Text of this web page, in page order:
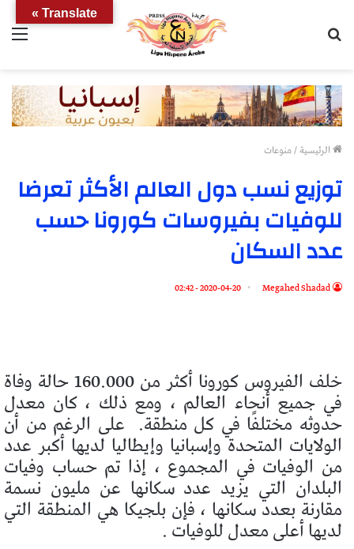
الرئيسية/منوعات
توزيع نسب دول العالم الأكثر تعرضا
للوفيات بفيروسات كورونا حسب
عدد السكان
Megahed Shadad
2020-04-20 - 02:42
خلف الفيروس كورونا أكثر من 160.000 حالة وفاة
في جميع أنحاء العالم ، ومع ذلك ، كان معدل
حدوثه مختلفًا في كل منطقة. على الرغم من أن
الولايات المتحدة وإسبانيا وإيطاليا لديها أكبر عدد
من الوفيات في المجموع ، إذا تم حساب وفيات
البلدان التي يزيد عدد سكانها عن مليون نسمة
مقارنة بعدد سكانها ، فإن بلجيكا هي المنطقة التي
لديها أعلى معدل للوفيات .
Translate »